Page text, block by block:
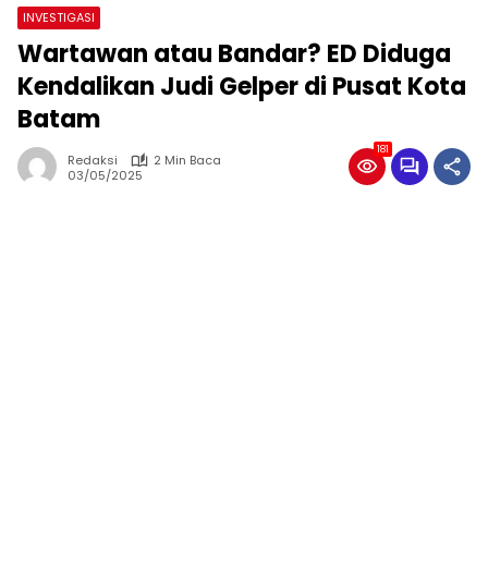
INVESTIGASI
Wartawan atau Bandar? ED Diduga
Kendalikan Judi Gelper di Pusat Kota
Batam
Redaksi
2 Min Baca
03/05/2025
181